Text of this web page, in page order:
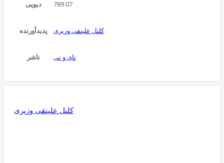
دیویی 789.07
پدیدآورنده کلنل علینقی وزیری
ناشر نای و نی
کلنل علینقی وزیری